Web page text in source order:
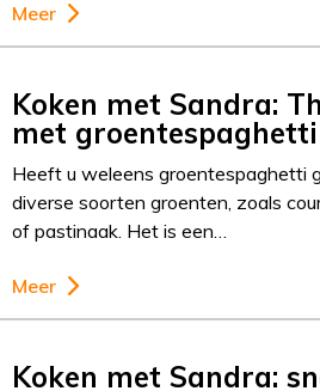
Meer
Koken met Sandra:
met groentespaghetti
Heeft u weleens groentespaghetti
diverse soorten groenten, zoals
of pastinaak. Het is een…
Meer
Koken met Sandra: